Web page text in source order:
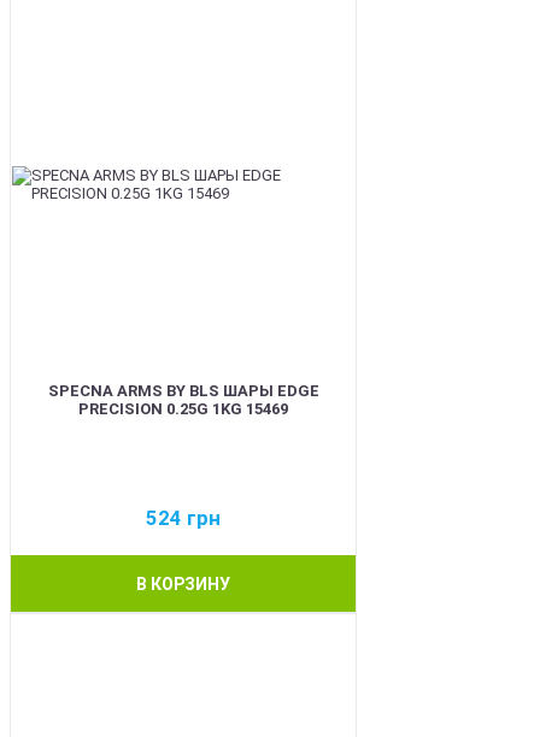
SPECNA ARMS BY BLS ШАРЫ EDGE
PRECISION 0.25G 1KG 15469
524 грн
В КОРЗИНУ